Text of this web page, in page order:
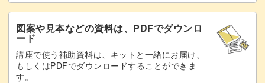
スライスアーモンドは細かなパーツなので、保管が難しそ
う・・・と感じる方もいらっしゃるかもしれません。
バラバラになってしまうと、収拾がつかなくなりそうです
図案や見本などの資料は、PDFでダウンロ
ード
講座で使う補助資料は、キットと一緒にお届け、
もしくはPDFでダウンロードすることができま
す。